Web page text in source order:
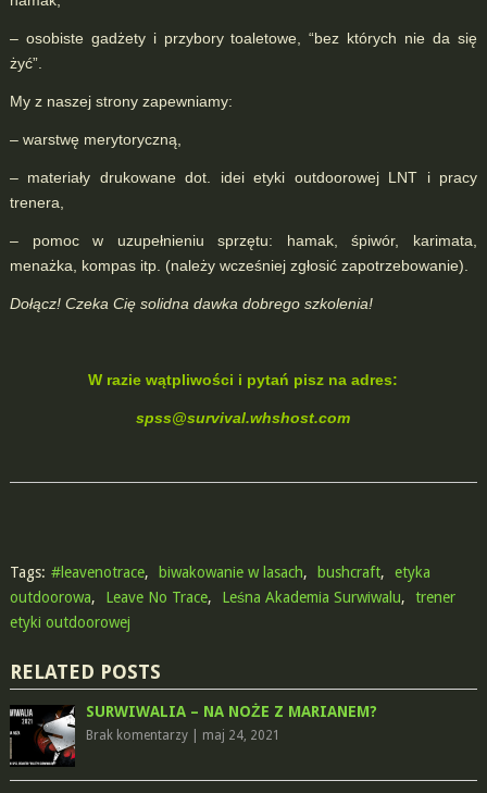
– osobiste gadżety i przybory toaletowe, “bez których nie da się
żyć”.
My z naszej strony zapewniamy:
– warstwę merytoryczną,
– materiały drukowane dot. idei etyki outdoorowej LNT i pracy
trenera,
– pomoc w uzupełnieniu sprzętu: hamak, śpiwór, karimata,
menażka, kompas itp. (należy wcześniej zgłosić zapotrzebowanie).
Dołącz! Czeka Cię solidna dawka dobrego szkolenia!
W razie wątpliwości i pytań pisz na adres:
spss@survival.whshost.com
Tags: #leavenotrace, biwakowanie w lasach, bushcraft,
etyka
outdoorowa, Leave No Trace, Leśna Akademia Surwiwalu,
trener
etyki outdoorowej
RELATED POSTS
SURWIWALIA – NA NOŻE Z MARIANEM?
Brak komentarzy| maj 24, 2021